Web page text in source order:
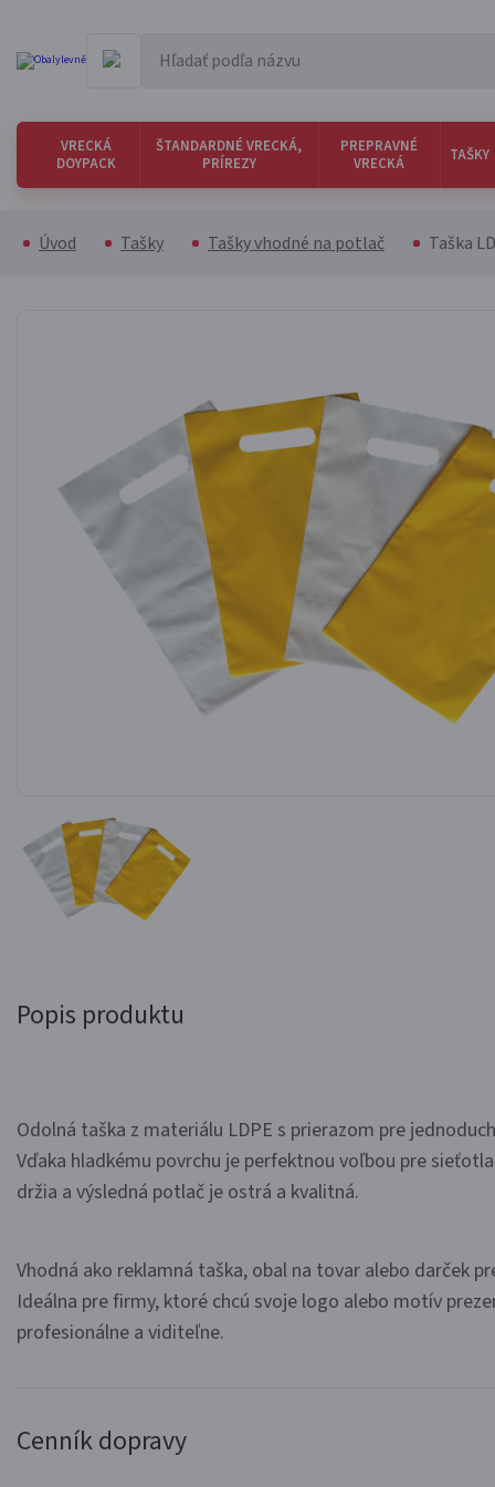
VRECKÁ
DOYPACK
ŠTANDARDNÉ VRECKÁ,
PRÍREZY
PREPRAVNÉ
VRECKÁ
TAŠKY
Úvod Tašky Tašky vhodné na potlač Taška
Popis produktu
Odolná taška z materiálu LDPE s prierazom pre
Vďaka hladkému povrchu je perfektnou voľbou pre
držia a výsledná potlač je ostrá a kvalitná.
Vhodná ako reklamná taška, obal na tovar alebo darček
Ideálna pre firmy, ktoré chcú svoje logo alebo motív
profesionálne a viditeľne.
Cenník dopravy